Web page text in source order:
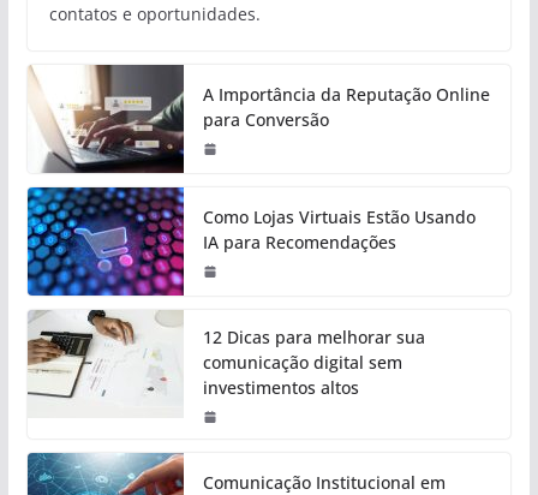
contatos e oportunidades.
A Importância da Reputação Online
para Conversão
Como Lojas Virtuais Estão Usando
IA para Recomendações
12 Dicas para melhorar sua
comunicação digital sem
investimentos altos
Comunicação Institucional em